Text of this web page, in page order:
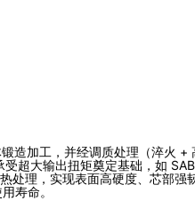
造加工，并经调质处理（淬火 +
超大输出扭矩奠定基础，如
理，实现表面高硬度、芯部强
寿命。